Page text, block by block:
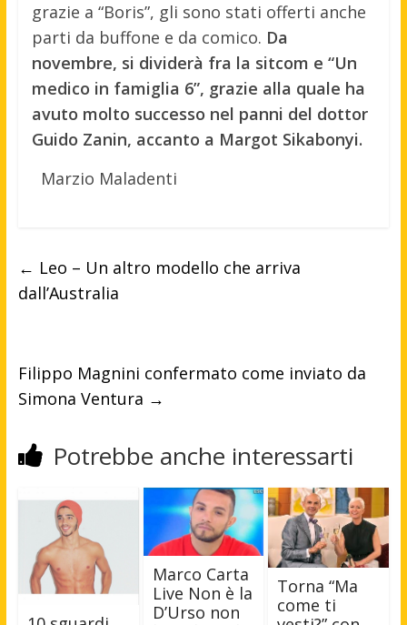
grazie a “Boris”, gli sono stati offerti anche
parti da buffone e da comico. Da
novembre, si dividerà fra la sitcom e “Un
medico in famiglia 6”, grazie alla quale ha
avuto molto successo nel panni del dottor
Guido Zanin, accanto a Margot Sikabonyi.
Marzio Maladenti
← Leo – Un altro modello che arriva
dall’Australia
Filippo Magnini confermato come inviato da
Simona Ventura →
Potrebbe anche interessarti
Marco Carta
Live Non è la
D’Urso non
Torna “Ma
come ti